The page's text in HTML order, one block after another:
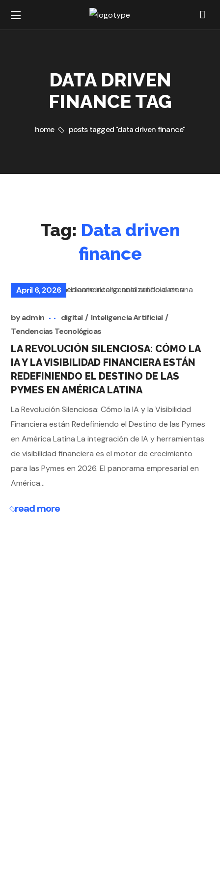
DATA DRIVEN
FINANCE TAG
home posts tagged "data driven finance"
Tag: Data driven
finance
April 6, 2026
byadmin digital
Inteligencia Artificial
Tendencias Tecnológicas
LA REVOLUCIÓN SILENCIOSA: CÓMO LA
IA Y LA VISIBILIDAD FINANCIERA ESTÁN
REDEFINIENDO EL DESTINO DE LAS
PYMES EN AMÉRICA LATINA
La Revolución Silenciosa: Cómo la IA y la Visibilidad
Financiera están Redefiniendo el Destino de las Pymes
en América Latina La integración de IA y herramientas
de visibilidad financiera es el motor de crecimiento
para las Pymes en 2026. El panorama empresarial en
América...
read more